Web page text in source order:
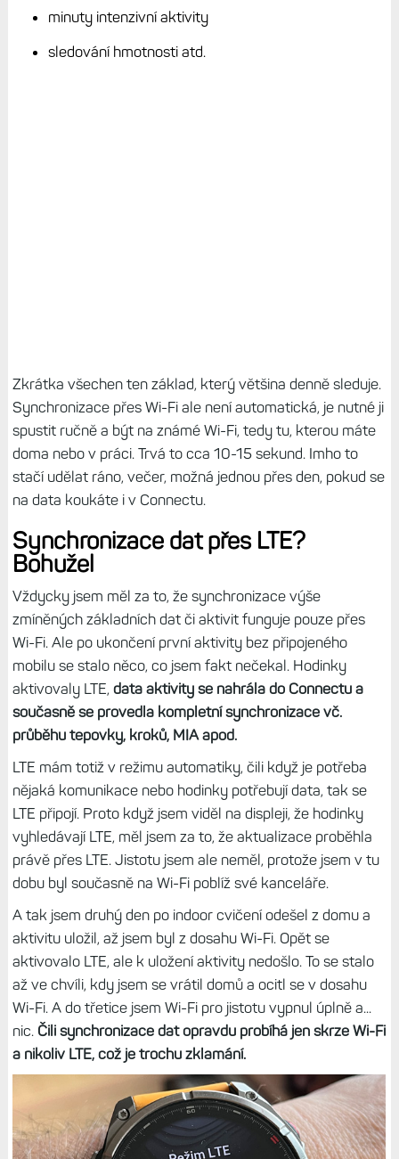
minuty intenzivní aktivity
sledování hmotnosti atd.
Zkrátka všechen ten základ, který většina denně sleduje.
Synchronizace přes Wi-Fi ale není automatická, je nutné ji
spustit ručně a být na známé Wi-Fi, tedy tu, kterou máte
doma nebo v práci. Trvá to cca 10-15 sekund. Imho to
stačí udělat ráno, večer, možná jednou přes den, pokud se
na data koukáte i v Connectu.
Synchronizace dat přes LTE?
Bohužel
Vždycky jsem měl za to, že synchronizace výše
zmíněných základních dat či aktivit funguje pouze přes
Wi-Fi. Ale po ukončení první aktivity bez připojeného
mobilu se stalo něco, co jsem fakt nečekal. Hodinky
aktivovaly LTE, data aktivity se nahrála do Connectu a
současně se provedla kompletní synchronizace vč.
průběhu tepovky, kroků, MIA apod.
LTE mám totiž v režimu automatiky, čili když je potřeba
nějaká komunikace nebo hodinky potřebují data, tak se
LTE připojí. Proto když jsem viděl na displeji, že hodinky
vyhledávají LTE, měl jsem za to, že aktualizace proběhla
právě přes LTE. Jistotu jsem ale neměl, protože jsem v tu
dobu byl současně na Wi-Fi poblíž své kanceláře.
A tak jsem druhý den po indoor cvičení odešel z domu a
aktivitu uložil, až jsem byl z dosahu Wi-Fi. Opět se
aktivovalo LTE, ale k uložení aktivity nedošlo. To se stalo
až ve chvíli, kdy jsem se vrátil domů a ocitl se v dosahu
Wi-Fi. A do třetice jsem Wi-Fi pro jistotu vypnul úplně a...
nic. Čili synchronizace dat opravdu probíhá jen skrze Wi-Fi
a nikoliv LTE, což je trochu zklamání.